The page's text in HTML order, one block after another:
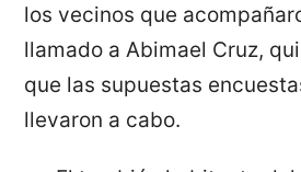
los vecinos que
llamado a Abimael Cruz,
que las supuestas
llevaron a cabo.